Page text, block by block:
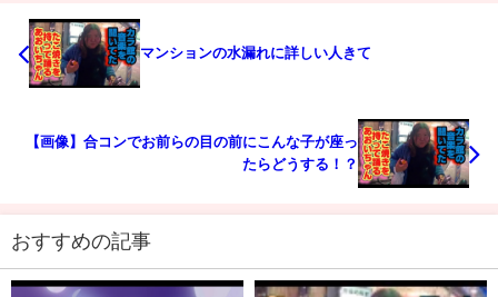
マンションの水漏れに詳しい人きて
【画像】合コンでお前らの目の前にこんな子が座っ
たらどうする！？
おすすめの記事